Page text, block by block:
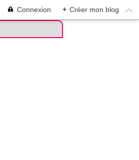
Connexion + Créer mon blog